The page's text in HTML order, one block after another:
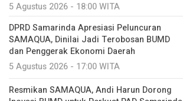
5 Agustus 2026 - 18:00 WITA
DPRD Samarinda Apresiasi Peluncuran
SAMAQUA, Dinilai Jadi Terobosan BUMD
dan Penggerak Ekonomi Daerah
5 Agustus 2026 - 17:00 WITA
Resmikan SAMAQUA, Andi Harun Dorong